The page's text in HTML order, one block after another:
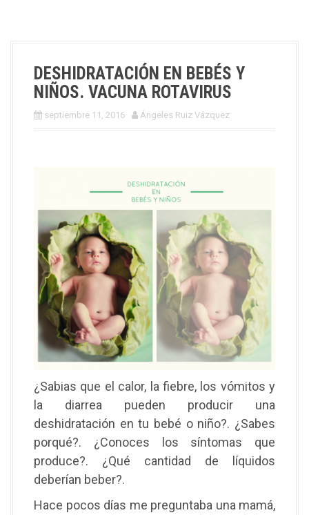
DESHIDRATACIÓN EN BEBÉS Y
NIÑOS. VACUNA ROTAVIRUS
septiembre 11, 2016 Ángeles Ruiz Vázquez
¿Sabias que el calor, la fiebre, los vómitos y
la diarrea pueden producir una
deshidratación en tu bebé o niño?. ¿Sabes
porqué?. ¿Conoces los síntomas que
produce?. ¿Qué cantidad de líquidos
deberían beber?.
Hace pocos días me preguntaba una mamá,